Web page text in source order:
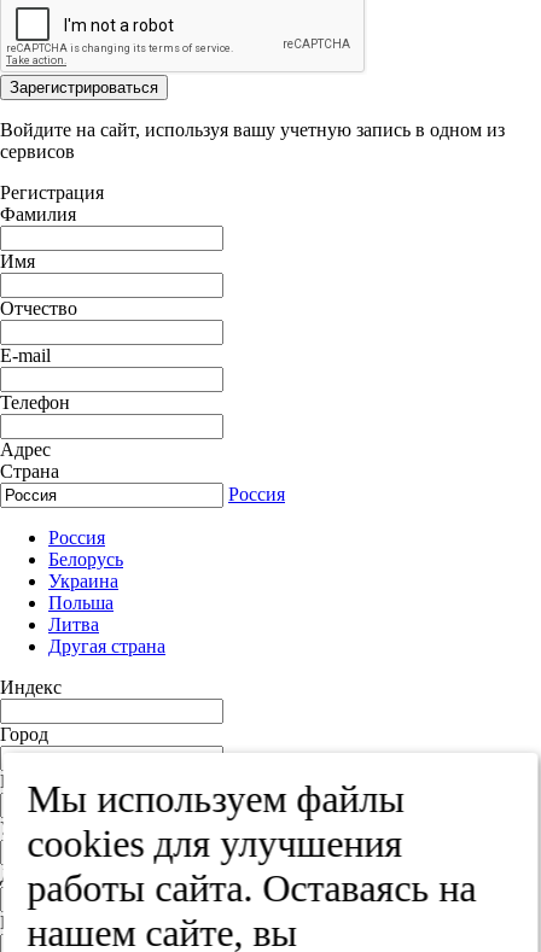
Зарегистрироваться
Войдите на сайт, используя вашу учетную запись в одном из
сервисов
Регистрация
Фамилия
Имя
Отчество
E-mail
Телефон
Адрес
Страна
Россия
Россия
Белорусь
Украина
Польша
Литва
Другая страна
Индекс
Город
Край
Улица
Дом
Квартира
Мы используем файлы
cооkies для улучшения
работы сайта. Оставаясь на
нашем сайте, вы